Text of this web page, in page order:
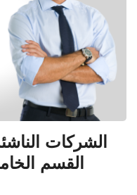
الشركات
القسم